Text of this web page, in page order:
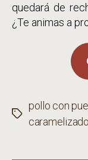
quedará de
¿Te animas a
Etiquetas
pollo con
caramelizado